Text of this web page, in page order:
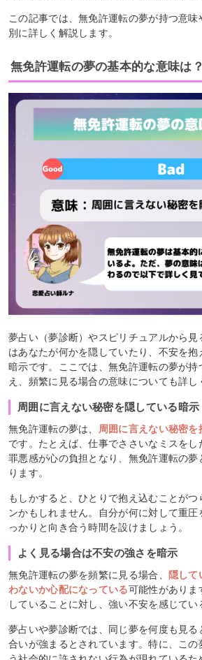
この記事では、無免許運転の夢が持つ意
別に詳しく解説します。
無免許運転の夢の基本的な意味は？
夢占い（夢診断）やスピリチュアルから
はあなたが何かを隠していたり、不安を
暗示です。ここでは、無免許運転の夢が持
え、頻繁に見る場合の意味についても詳し
周囲に言えない秘密を隠している暗示
無免許運転の夢は、 周囲に言えない秘密を
です。たとえば、仕事でささいなミスをし
罪悪感が心の負担となり、無免許運転の夢
ります。
もしかすると、ひとりで抱え込むことがつ
ンかもしれません。自分が何に対して重圧
っかりと向き合う時間を設けましょう。
よく見る場合は不安の強さを暗示
無免許運転の夢を頻繁に見る場合、
隠して
わないか心配になっている可能性がありま
していることに対し、強い不安を感じてい
夢占いや夢診断では、同じ夢を何度も見
合いが強まるとされています。特に、こ